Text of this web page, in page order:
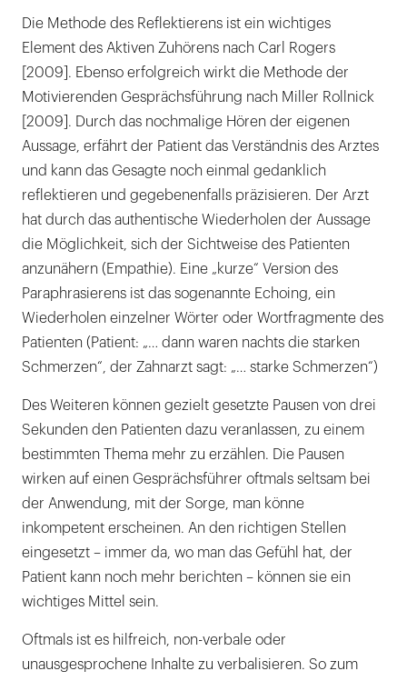
Die Methode des Reflektierens ist ein wichtiges
Element des Aktiven Zuhörens nach Carl Rogers
[2009]. Ebenso erfolgreich wirkt die Methode der
Motivierenden Gesprächsführung nach Miller Rollnick
[2009]. Durch das nochmalige Hören der eigenen
Aussage, erfährt der Patient das Verständnis des Arztes
und kann das Gesagte noch einmal gedanklich
reflektieren und gegebenenfalls präzisieren. Der Arzt
hat durch das authentische Wiederholen der Aussage
die Möglichkeit, sich der Sichtweise des Patienten
anzunähern (Empathie). Eine „kurze“ Version des
Paraphrasierens ist das sogenannte Echoing, ein
Wiederholen einzelner Wörter oder Wortfragmente des
Patienten (Patient: „… dann waren nachts die starken
Schmerzen“, der Zahnarzt sagt: „… starke Schmerzen“)
Des Weiteren können gezielt gesetzte Pausen von drei
Sekunden den Patienten dazu veranlassen, zu einem
bestimmten Thema mehr zu erzählen. Die Pausen
wirken auf einen Gesprächsführer oftmals seltsam bei
der Anwendung, mit der Sorge, man könne
inkompetent erscheinen. An den richtigen Stellen
eingesetzt – immer da, wo man das Gefühl hat, der
Patient kann noch mehr berichten – können sie ein
wichtiges Mittel sein.
Oftmals ist es hilfreich, non-verbale oder
unausgesprochene Inhalte zu verbalisieren. So zum